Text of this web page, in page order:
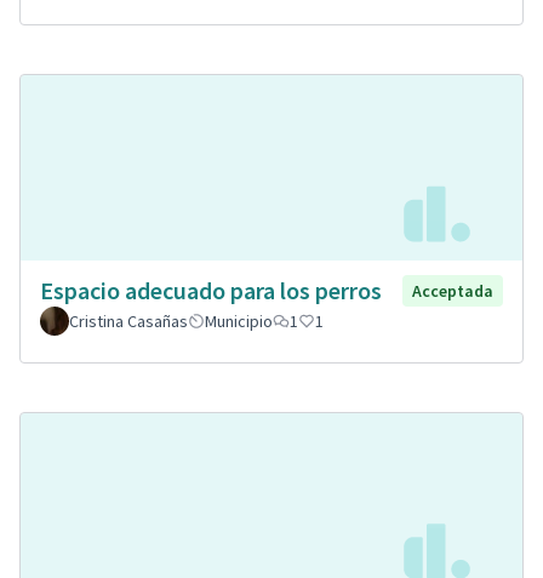
Espacio adecuado para los perros
Acceptada
Cristina Casañas
Municipio 1 1